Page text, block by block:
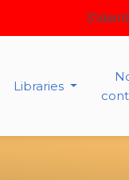
Libraries